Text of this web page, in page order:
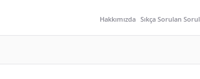
Hakkımızda Sıkça Sorulan